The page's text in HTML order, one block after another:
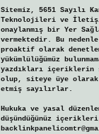
Sitemiz, 5651 Sayılı
Teknolojileri ve
onaylanmış bir Yer
vermektedir. Bu
proaktif olarak
yükümlülüğümüz
yazdıkları içeriklerin
olup, siteye üye olarak
etmiş sayılırlar.
Hukuka ve yasal
düşündüğünüz